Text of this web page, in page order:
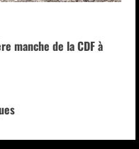
manche de la CDF à